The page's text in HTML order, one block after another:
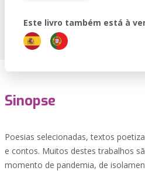
Este livro também está à
Sinopse
Poesias selecionadas, textos
e contos. Muitos destes trabalhos
momento de pandemia, de